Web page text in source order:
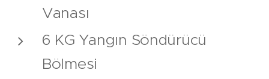
Vanası
6 KG Yangın Söndürücü
Bölmesi